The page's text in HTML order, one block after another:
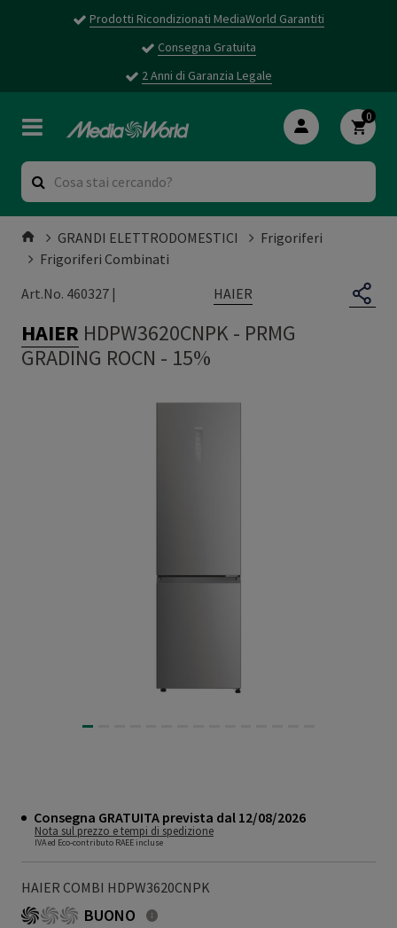
Prodotti Ricondizionati MediaWorld Garantiti
Consegna Gratuita
2 Anni di Garanzia Legale
0
GRANDI ELETTRODOMESTICI
Frigoriferi
Frigoriferi Combinati
Art.No. 460327 |
HAIER
HAIER HDPW3620CNPK- PRMG
GRADING ROCN - 15%
Consegna GRATUITA prevista dal 12/08/2026
Nota sul prezzo e tempi di spedizione
IVA ed Eco-contributo RAEE incluse
HAIER COMBI HDPW3620CNPK
BUONO